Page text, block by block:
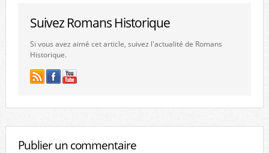
Suivez Romans Historique
Si vous avez aimé cet article, suivez l'actualité de Romans
Historique.
Publier un commentaire